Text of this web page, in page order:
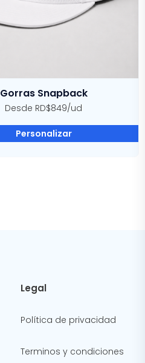
Gorras Snapback
Desde RD$849/ud
Personalizar
Legal
Política de privacidad
Terminos y condiciones